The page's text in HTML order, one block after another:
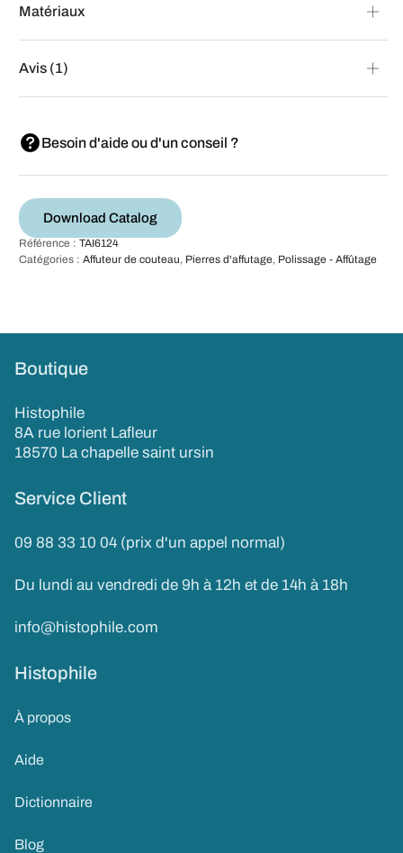
Matériaux
Avis (1)
Besoin d'aide ou d'un conseil ?
Download Catalog
Référence : TAI6124
Catégories : Affuteur de couteau, Pierres d'affutage, Polissage - Affûtage
Boutique
Histophile
8A rue lorient Lafleur
18570 La chapelle saint ursin
Service Client
09 88 33 10 04 (prix d'un appel normal)
Du lundi au vendredi de 9h à 12h et de 14h à 18h
info@histophile.com
Histophile
À propos
Aide
Dictionnaire
Blog